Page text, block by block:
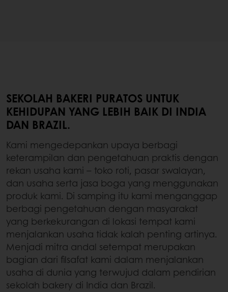
SEKOLAH BAKERI PURATOS UNTUK
KEHIDUPAN YANG LEBIH BAIK DI INDIA
DAN BRAZIL.
Kami mengedepankan upaya berbagi
keterampilan dan pengetahuan praktis dengan
rekan usaha kami – toko roti, pasar swalayan,
dan usaha serta jasa boga yang menggunakan
produk kami. Di samping itu kami menganggap
berbagi pengetahuan dengan masyarakat
yang berkekurangan di lokasi tempat kami
menjalankan usaha tidak kalah penting artinya.
Menjadi mitra andal setempat merupakan
bagian dari filsafat kami dalam menjalankan
usaha di dunia yang terwujud dalam pendirian
sekolah bakery di India dan Brazil.